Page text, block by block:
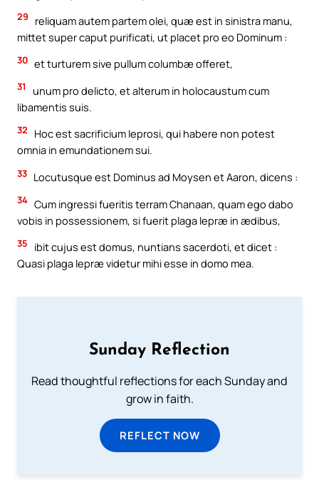
29
reliquam autem partem olei, quæ est in sinistra manu,
mittet super caput purificati, ut placet pro eo Dominum :
30 et turturem sive pullum columbæ offeret,
31
unum pro delicto, et alterum in holocaustum cum
libamentis suis.
32
Hoc est sacrificium leprosi, qui habere non potest
omnia in emundationem sui.
33 Locutusque est Dominus ad Moysen et Aaron, dicens :
34 Cum ingressi fueritis terram Chanaan, quam ego dabo
vobis in possessionem, si fuerit plaga lepræ in ædibus,
35
ibit cujus est domus, nuntians sacerdoti, et dicet :
Quasi plaga lepræ videtur mihi esse in domo mea.
Sunday Reflection
Read thoughtful reflections for each Sunday and
grow in faith.
REFLECT NOW